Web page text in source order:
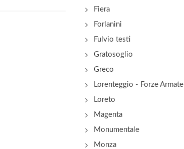
Fiera
Forlanini
Fulvio testi
Gratosoglio
Greco
Lorenteggio - Forze Armate
Loreto
Magenta
Monumentale
Monza